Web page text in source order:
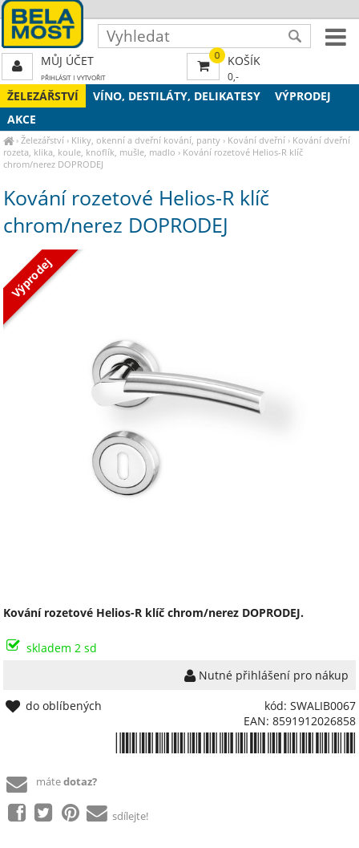
ŽELEZÁŘSTVÍ VÍNO, DESTILÁTY, DELIKATESY
VÝPRODEJ
AKCE
›Železářství › Kliky, okenní a dveřní kování, panty › Kování dveřní › Kování dveřní
rozeta, klika, koule, knoflík, mušle, madlo › Kování rozetové Helios-R klíč
chrom/nerez DOPRODEJ
Kování rozetové Helios-R klíč
chrom/nerez DOPRODEJ
Výprodej
Kování rozetové Helios-R klíč chrom/nerez DOPRODEJ.
skladem 2 sd
Nutné přihlášení pro nákup
kód: SWALIB0067
EAN: 8591912026858
do oblíbených
mátedotaz?
sdílejte!
0 KOŠÍK
0,-
MŮJ ÚČET
PŘIHLÁSIT| VYTVOŘIT